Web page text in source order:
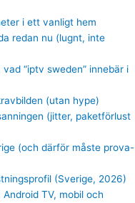
i ett vanligt hem
redan nu (lugnt, inte
“iptv sweden” innebär i
(utan hype)
(jitter, paketförlust
(och därför måste prova-
(Sverige, 2026)
TV, mobil och